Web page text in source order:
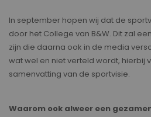
In september hopen wij dat de
door het College van B&W. Dit zal
zijn die daarna ook in de media
wat wel en niet verteld wordt, hierbij
samenvatting van de sportvisie.
Waarom ook alweer een